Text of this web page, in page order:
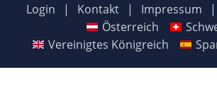
Login | Kontakt | Impressum |
Österreich
Vereinigtes Königreich